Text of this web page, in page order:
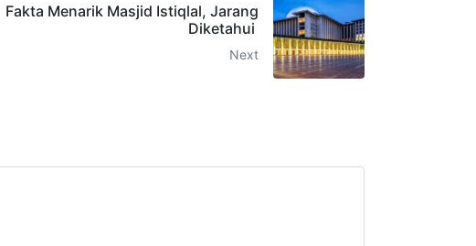
Fakta Menarik Masjid Istiqlal, Jarang
Diketahui
Next